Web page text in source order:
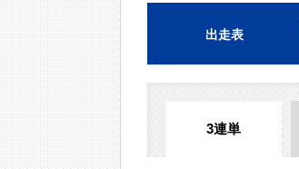
出走表
3連単